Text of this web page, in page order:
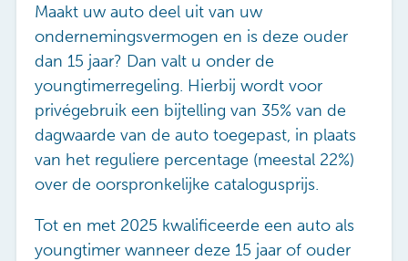
Maakt uw auto deel uit van uw
ondernemingsvermogen en is deze ouder
dan 15 jaar? Dan valt u onder de
youngtimerregeling. Hierbij wordt voor
privégebruik een bijtelling van 35% van de
dagwaarde van de auto toegepast, in plaats
van het reguliere percentage (meestal 22%)
over de oorspronkelijke catalogusprijs.
Tot en met 2025 kwalificeerde een auto als
youngtimer wanneer deze 15 jaar of ouder